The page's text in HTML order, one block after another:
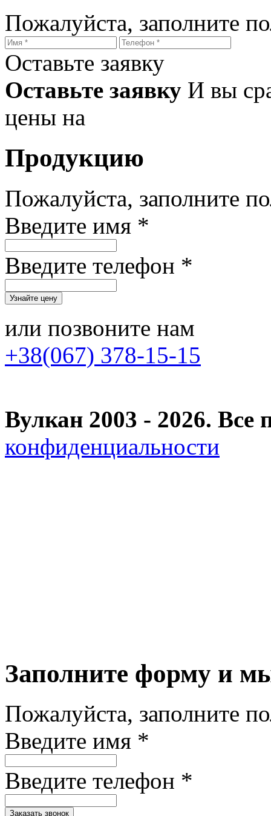
Пожалуйста, заполните
Оставьте заявку
Оставьте заявку И вы
цены на
Продукцию
Пожалуйста, заполните
Введите имя *
Введите телефон *
или позвоните нам
+38(067) 378-15-15
Вулкан 2003 - 2026.
конфиденциальности
Заполните форму и
Пожалуйста, заполните
Введите имя *
Введите телефон *